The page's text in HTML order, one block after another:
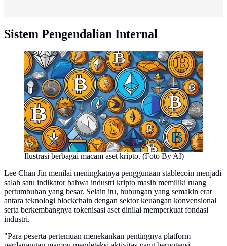
Sistem Pengendalian Internal
Ilustrasi berbagai macam aset kripto. (Foto By AI)
Lee Chan Jin menilai meningkatnya penggunaan stablecoin menjadi
salah satu indikator bahwa industri kripto masih memiliki ruang
pertumbuhan yang besar. Selain itu, hubungan yang semakin erat
antara teknologi blockchain dengan sektor keuangan konvensional
serta berkembangnya tokenisasi aset dinilai memperkuat fondasi
industri.
"Para peserta pertemuan menekankan pentingnya platform